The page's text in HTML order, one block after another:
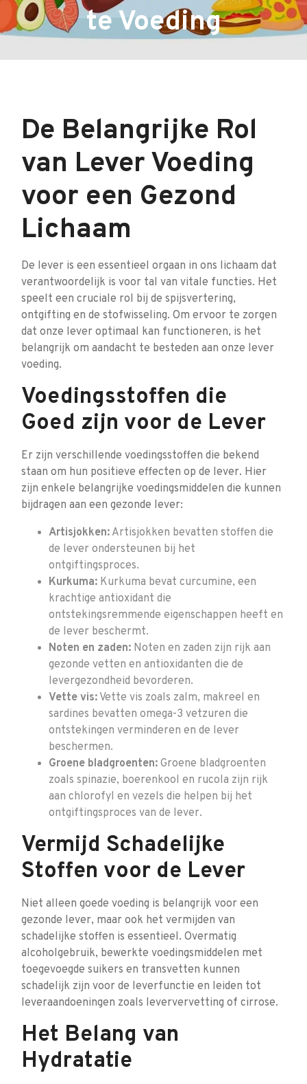
te Voeding
De Belangrijke Rol
van Lever Voeding
voor een Gezond
Lichaam
De lever is een essentieel orgaan in ons lichaam dat
verantwoordelijk is voor tal van vitale functies. Het
speelt een cruciale rol bij de spijsvertering,
ontgifting en de stofwisseling. Om ervoor te zorgen
dat onze lever optimaal kan functioneren, is het
belangrijk om aandacht te besteden aan onze lever
voeding.
Voedingsstoffen die
Goed zijn voor de Lever
Er zijn verschillende voedingsstoffen die bekend
staan om hun positieve effecten op de lever. Hier
zijn enkele belangrijke voedingsmiddelen die kunnen
bijdragen aan een gezonde lever:
Artisjokken: Artisjokken bevatten stoffen die
de lever ondersteunen bij het
ontgiftingsproces.
Kurkuma: Kurkuma bevat curcumine, een
krachtige antioxidant die
ontstekingsremmende eigenschappen heeft en
de lever beschermt.
Noten en zaden: Noten en zaden zijn rijk aan
gezonde vetten en antioxidanten die de
levergezondheid bevorderen.
Vette vis: Vette vis zoals zalm, makreel en
sardines bevatten omega-3 vetzuren die
ontstekingen verminderen en de lever
beschermen.
Groene bladgroenten: Groene bladgroenten
zoals spinazie, boerenkool en rucola zijn rijk
aan chlorofyl en vezels die helpen bij het
ontgiftingsproces van de lever.
Vermijd Schadelijke
Stoffen voor de Lever
Niet alleen goede voeding is belangrijk voor een
gezonde lever, maar ook het vermijden van
schadelijke stoffen is essentieel. Overmatig
alcoholgebruik, bewerkte voedingsmiddelen met
toegevoegde suikers en transvetten kunnen
schadelijk zijn voor de leverfunctie en leiden tot
leveraandoeningen zoals leververvetting of cirrose.
Het Belang van
Hydratatie